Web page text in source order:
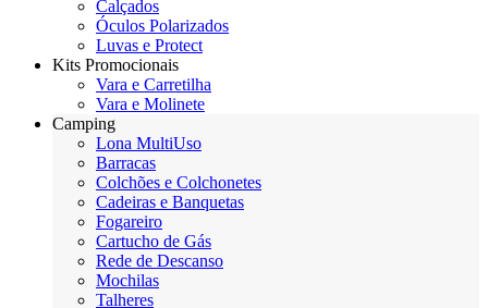
Calçados
Óculos Polarizados
Luvas e Protect
Kits Promocionais
Vara e Carretilha
Vara e Molinete
Camping
Lona MultiUso
Barracas
Colchões e Colchonetes
Cadeiras e Banquetas
Fogareiro
Cartucho de Gás
Rede de Descanso
Mochilas
Talheres